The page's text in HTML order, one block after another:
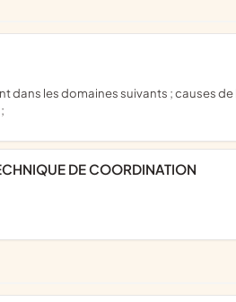
DE COORDINATION